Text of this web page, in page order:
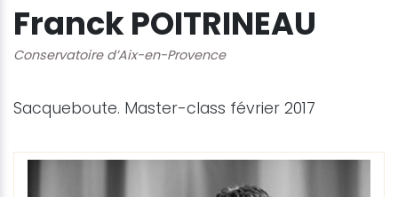
Franck POITRINEAU
Conservatoire d’Aix-en-Provence
Sacqueboute. Master-class février 2017